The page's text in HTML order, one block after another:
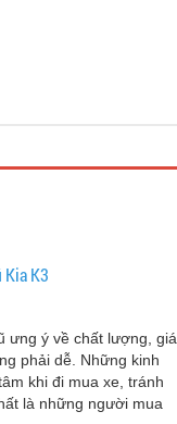
K3
ưng ý về chất lượng, giá
phải dễ. Những kinh
khi đi mua xe, tránh
là những người mua